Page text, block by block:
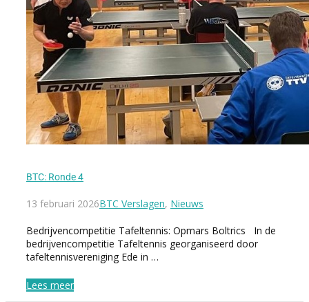
BTC: Ronde 4
13 februari 2026BTC Verslagen, Nieuws
Bedrijvencompetitie Tafeltennis: Opmars Boltrics In de
bedrijvencompetitie Tafeltennis georganiseerd door
tafeltennisvereniging Ede in …
Lees meer